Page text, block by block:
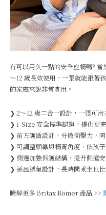
有可以用久一點的安全座椅嗎? 當
～12 歲長效使用，一張就能跟著
的家庭來說非常實用。
❯ 2～12 歲二合一設計，一張可
❯ i-Size 安全標準認證，提供更
❯ 前方護盾設計，分散衝擊力，
❯ 可調整頭靠與椅背角度，依孩
❯ 側邊加強保護結構，提升側撞
❯ 通風透氣設計，長時間乘坐也
瞭解更多 Britax Römer 產品 >>